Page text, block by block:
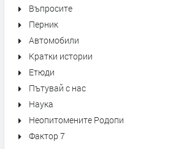
Въпросите
Перник
Автомобили
Кратки истории
Етюди
Пътувай с нас
Наука
Неопитомените Родопи
Фактор 7